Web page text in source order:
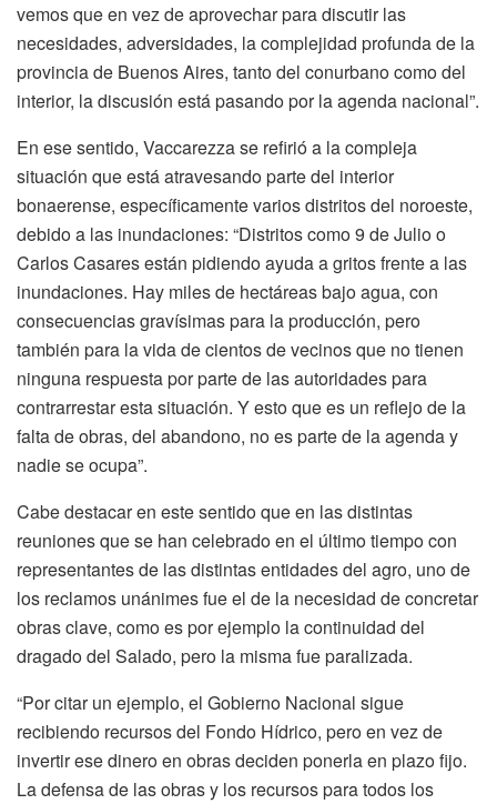
vemos que en vez de aprovechar para discutir las
necesidades, adversidades, la complejidad profunda de la
provincia de Buenos Aires, tanto del conurbano como del
interior, la discusión está pasando por la agenda nacional”.
En ese sentido, Vaccarezza se refirió a la compleja
situación que está atravesando parte del interior
bonaerense, específicamente varios distritos del noroeste,
debido a las inundaciones: “Distritos como 9 de Julio o
Carlos Casares están pidiendo ayuda a gritos frente a las
inundaciones. Hay miles de hectáreas bajo agua, con
consecuencias gravísimas para la producción, pero
también para la vida de cientos de vecinos que no tienen
ninguna respuesta por parte de las autoridades para
contrarrestar esta situación. Y esto que es un reflejo de la
falta de obras, del abandono, no es parte de la agenda y
nadie se ocupa”.
Cabe destacar en este sentido que en las distintas
reuniones que se han celebrado en el último tiempo con
representantes de las distintas entidades del agro, uno de
los reclamos unánimes fue el de la necesidad de concretar
obras clave, como es por ejemplo la continuidad del
dragado del Salado, pero la misma fue paralizada.
“Por citar un ejemplo, el Gobierno Nacional sigue
recibiendo recursos del Fondo Hídrico, pero en vez de
invertir ese dinero en obras deciden ponerla en plazo fijo.
La defensa de las obras y los recursos para todos los